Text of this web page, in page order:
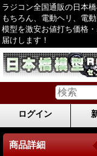
ラジコン全国通販の日本
もちろん、電動ヘリ、電
模型を激安お値打ち価格
届けします！
ログイン
商品詳細